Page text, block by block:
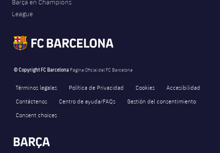
Barça en Champions
League
© Copyright FC Barcelona Página Oficial del FC Barcelona
Términos legales Política de Privacidad Cookies
Accesibilidad
Contáctenos
Centro de ayuda/FAQs
Gestión del consentimiento
Consent choices